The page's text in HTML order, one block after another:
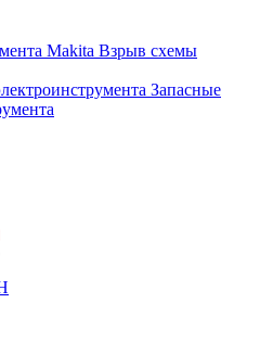
Взрыв схемы
Запасные